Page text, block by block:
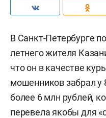
В Санкт-Петербурге
летнего жителя
что он в качестве
мошенников забрал у
более 6 млн рублей,
перевела якобы для